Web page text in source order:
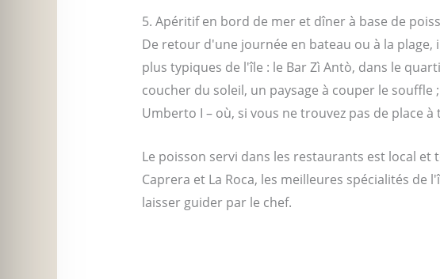
5. Apéritif en bord de mer et dîner à base de
De retour d'une journée en bateau ou à la
plus typiques de l'île : le Bar Zì Antò, dans le
coucher du soleil, un paysage à couper le
Umberto I – où, si vous ne trouvez pas de place
Le poisson servi dans les restaurants est local
Caprera et La Roca, les meilleures spécialités
laisser guider par le chef.